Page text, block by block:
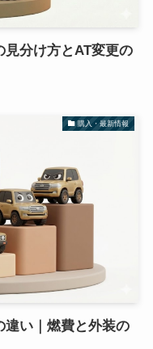
見分け方とAT変更の
購入・最新情報
違い｜燃費と外装の